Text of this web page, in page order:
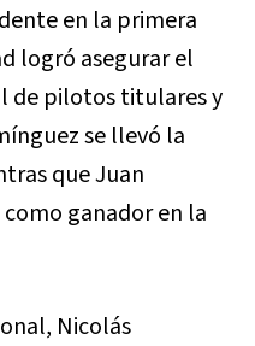
en la primera
logró asegurar el
de pilotos titulares y
se llevó la
que Juan
como ganador en la
Nicolás